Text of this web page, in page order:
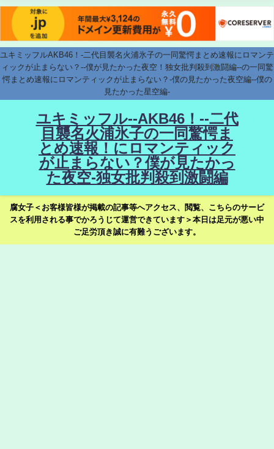
ユキミッフルAKB46！-二代目襲名火浦氷子の一同驚愕まとめ速報にロマンテ
ィックが止まらない？--僕が見たかった夜空！独女批判殺到激闘編--の一同驚
愕まとめ速報にロマンティックが止まらない？-僕の見たかった夜空編--僕の
見たかった星空編-
ユキミッフル--AKB46！--二代
目襲名火浦氷子の一同驚愕ま
とめ速報！にロマンティック
が止まらない？僕が見たかっ
た夜空-独女批判殺到激闘編
腐女子＜お客様皆様が掲載の記事等へアクセス、閲覧、こちらのサービ
スを利用される事でかろうじて運営できています＞本日は足元が悪い中
ご足労頂き誠に有難うございます。